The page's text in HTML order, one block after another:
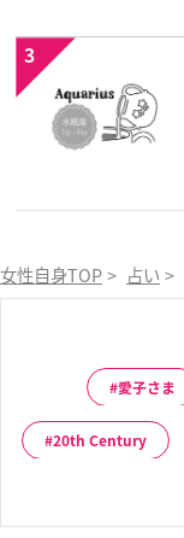
3
女性自身TOP > 占い >
愛子さま
20th Century